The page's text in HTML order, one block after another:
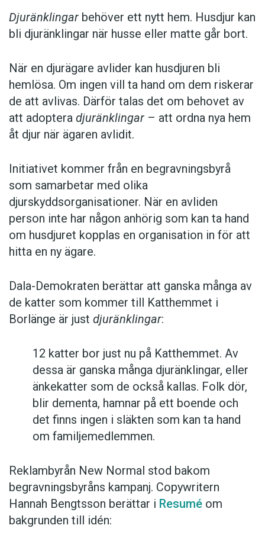
Djuränklingar behöver ett nytt hem. Husdjur kan
bli djuränklingar när husse eller matte går bort.
När en djurägare avlider kan husdjuren bli
hemlösa. Om ingen vill ta hand om dem riskerar
de att avlivas. Därför talas det om behovet av
att adoptera djuränklingar – att ordna nya hem
åt djur när ägaren avlidit.
Initiativet kommer från en begravningsbyrå
som samarbetar med olika
djurskyddsorganisationer. När en avliden
person inte har någon anhörig som kan ta hand
om husdjuret kopplas en organisation in för att
hitta en ny ägare.
Dala-Demokraten berättar att ganska många av
de katter som kommer till Katthemmet i
Borlänge är just djuränklingar:
12 katter bor just nu på Katthemmet. Av
dessa är ganska många djuränklingar, eller
änkekatter som de också kallas. Folk dör,
blir dementa, hamnar på ett boende och
det finns ingen i släkten som kan ta hand
om familjemedlemmen.
Reklambyrån New Normal stod bakom
begravningsbyråns kampanj. Copywritern
Hannah Bengtsson berättar i Resumé om
bakgrunden till idén: